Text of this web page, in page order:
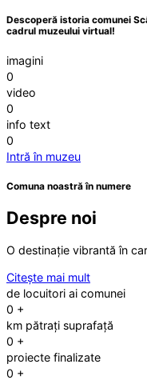
Descoperă istoria comunei
cadrul muzeului virtual!
imagini
0
video
0
info text
0
Intră în muzeu
Comuna noastră în numere
Despre noi
O destinație vibrantă în
Citește mai mult
de locuitori ai comunei
0 +
km pătrați suprafață
0 +
proiecte finalizate
0 +